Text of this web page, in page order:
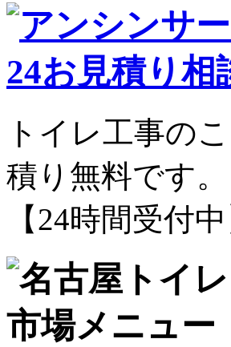
トイレ工事の
積り無料です。
【24時間受付